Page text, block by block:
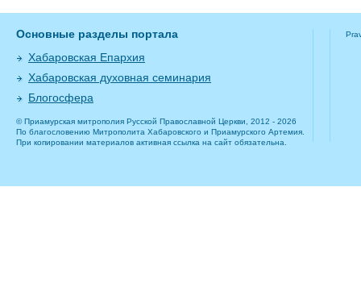
Основные разделы портала
Хабаровская Епархия
Хабаровская духовная семинария
Блогосфера
© Приамурская митрополия Русской Православной Церкви, 2012 - 2026
По благословению Митрополита Хабаровского и Приамурского Артемия.
При копировании материалов активная ссылка на сайт обязательна.